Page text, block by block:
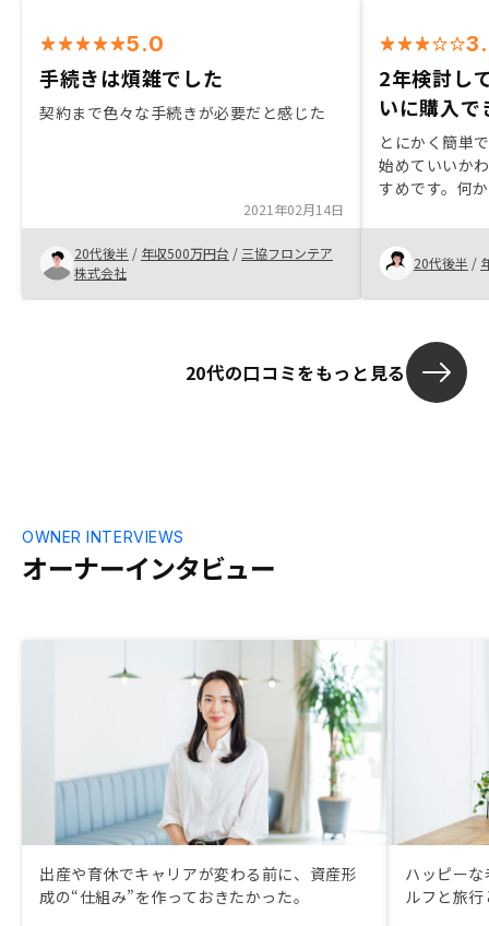
5.0
手続きは煩雑でした
契約まで色々な手続きが必要だと感じた
2021年02月14日
20代後半 / 年収500万円台 / 三協フロンテア
株式会社
2年検討し
いに購入
とにかく簡単
始めていいか
すめです。何
た。無理に買
の方にたくさ
て決めれば良
20代後半 /
20代の口コミをもっと見る
オーナーインタビュー
OWNER INTERVIEWS
出産や育休でキャリアが変わる前に、資産形
成の“仕組み”を作っておきたかった。
ハッピー
ルフと旅